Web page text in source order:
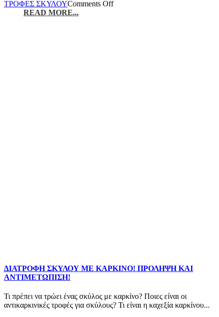
ΤΡΟΦΕΣ ΣΚΥΛΟΥComments Off
READ MORE...
ΔΙΑΤΡΟΦΗ ΣΚΥΛΟΥ ΜΕ ΚΑΡΚΙΝΟ! ΠΡΟΛΗΨΗ ΚΑΙ
ΑΝΤΙΜΕΤΩΠΙΣΗ!
Τι πρέπει να τρώει ένας σκύλος με καρκίνο? Ποιες είναι οι
αντικαρκινικές τροφές για σκύλους? Τι είναι η καχεξία καρκίνου...